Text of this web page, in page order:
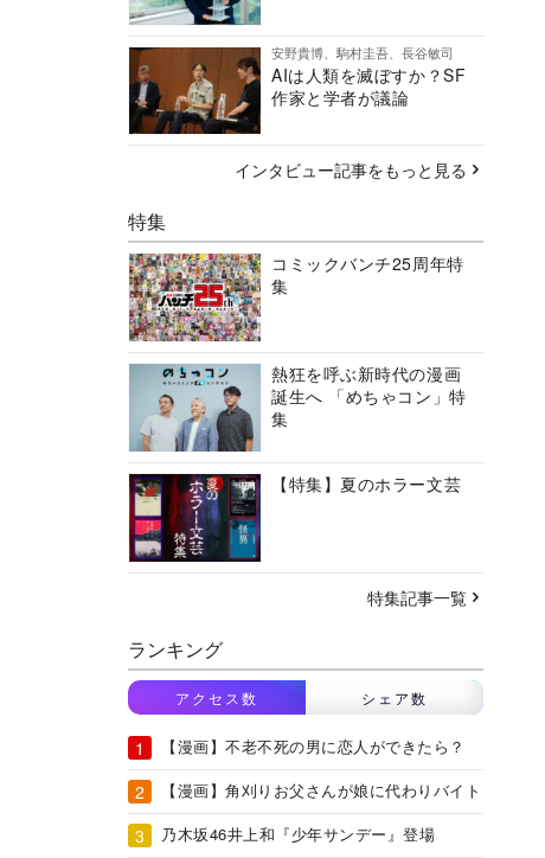
安野貴博、駒村圭吾、長谷敏司
AIは人類を滅ぼすか？SF
作家と学者が議論
インタビュー記事をもっと見る
特集
コミックバンチ25周年特
集
熱狂を呼ぶ新時代の漫画
誕生へ 「めちゃコン」特
集
【特集】夏のホラー文芸
特集記事一覧
ランキング
アクセス数 シェア数
【漫画】不老不死の男に恋人ができたら？
【漫画】角刈りお父さんが娘に代わりバイト
乃木坂46井上和『少年サンデー』登場